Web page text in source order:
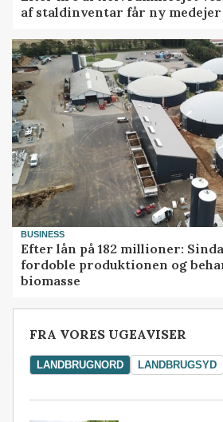
af staldinventar får ny medejer
BUSINESS
Efter lån på 182 millioner:
fordoble produktionen og
biomasse
FRA VORES UGEAVISER
LANDBRUGNORD LANDBRUGSYD